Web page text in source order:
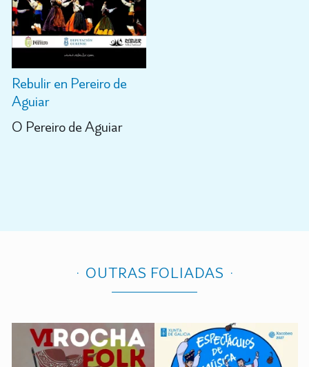
Rebulir en Pereiro de
Aguiar
O Pereiro de Aguiar
OUTRAS FOLIADAS